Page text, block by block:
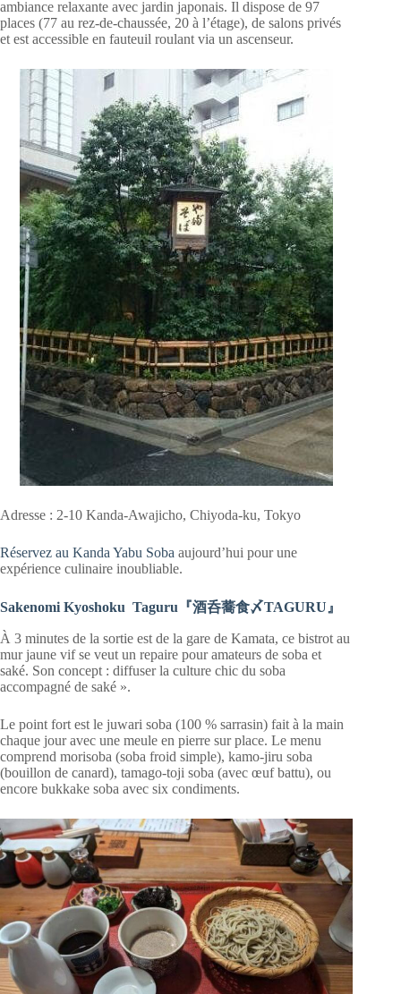
ambiance relaxante avec jardin japonais. Il dispose de 97
places (77 au rez-de-chaussée, 20 à l’étage), de salons privés
et est accessible en fauteuil roulant via un ascenseur.
Adresse : 2-10 Kanda-Awajicho, Chiyoda-ku, Tokyo
Réservez au Kanda Yabu Soba aujourd’hui pour une
expérience culinaire inoubliable.
Sakenomi Kyoshoku Taguru『酒呑蕎食〆TAGURU』
À 3 minutes de la sortie est de la gare de Kamata, ce bistrot au
mur jaune vif se veut un repaire pour amateurs de soba et
saké. Son concept : diffuser la culture chic du soba
accompagné de saké ».
Le point fort est le juwari soba (100 % sarrasin) fait à la main
chaque jour avec une meule en pierre sur place. Le menu
comprend morisoba (soba froid simple), kamo-jiru soba
(bouillon de canard), tamago-toji soba (avec œuf battu), ou
encore bukkake soba avec six condiments.